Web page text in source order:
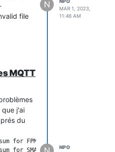
file
N
MAR 1, 2023,
11:46 AM
MQTT
j'ai
du
for FPM2
for SMAXSN
NPO